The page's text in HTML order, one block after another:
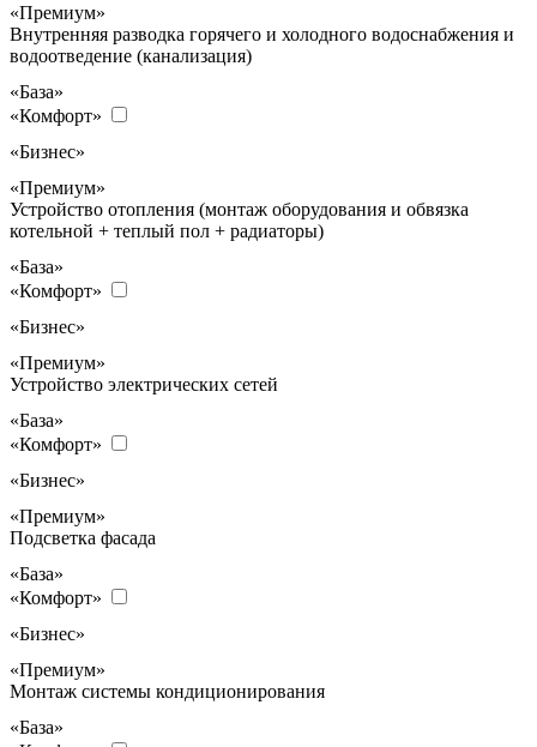
«Премиум»
Внутренняя разводка горячего и холодного водоснабжения и
водоотведение (канализация)
«База»
«Комфорт»
«Бизнес»
«Премиум»
Устройство отопления (монтаж оборудования и обвязка
котельной + теплый пол + радиаторы)
«База»
«Комфорт»
«Бизнес»
«Премиум»
Устройство электрических сетей
«База»
«Комфорт»
«Бизнес»
«Премиум»
Подсветка фасада
«База»
«Комфорт»
«Бизнес»
«Премиум»
Монтаж системы кондиционирования
«База»